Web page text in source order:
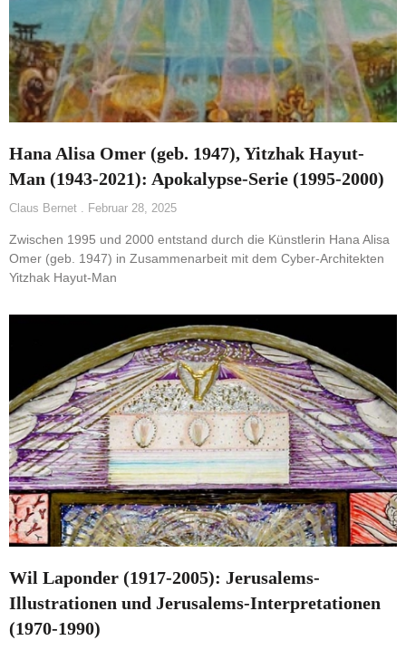
Hana Alisa Omer (geb. 1947), Yitzhak Hayut-
Man (1943-2021): Apokalypse-Serie (1995-2000)
Claus Bernet Februar 28, 2025
Zwischen 1995 und 2000 entstand durch die Künstlerin Hana Alisa
Omer (geb. 1947) in Zusammenarbeit mit dem Cyber-Architekten
Yitzhak Hayut-Man
Wil Laponder (1917-2005): Jerusalems-
Illustrationen und Jerusalems-Interpretationen
(1970-1990)